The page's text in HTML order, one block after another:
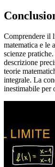
Comprendere il
matematica e le
scienze
descrizione
teorie
integrale. La
inestimabile per